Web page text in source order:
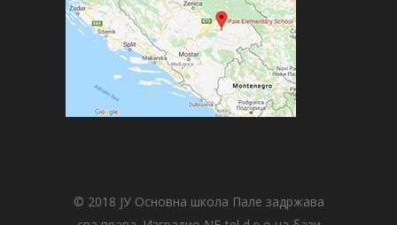
© 2018 ЈУ Основна школа Пале задржава